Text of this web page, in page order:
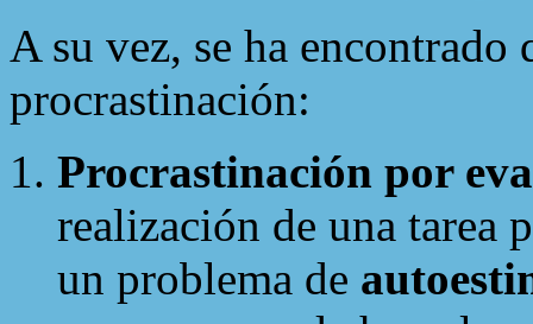
A su vez, se ha encontrado
procrastinación:
Procrastinación por
realización de una tarea
un problema de